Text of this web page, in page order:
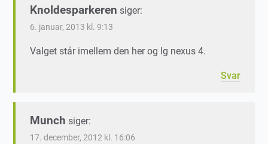
Knoldesparkeren siger:
6. januar, 2013 kl. 9:13
Valget står imellem den her og lg nexus 4.
Svar
Munch siger:
17. december, 2012 kl. 16:06